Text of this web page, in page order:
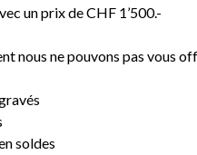
un prix de CHF 1’500.-
nous ne pouvons pas vous
soldes